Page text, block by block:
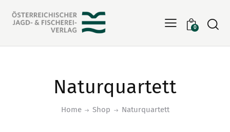
0
Naturquartett
Home Shop Naturquartett